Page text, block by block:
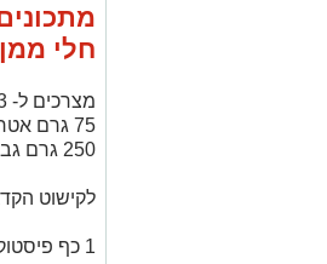
חלי
מצרכים ל- 3 מנות:
75 גרם אטריות קדאיף
250 גרם גבינת ריקוטה
לקישוט
1 כף פיסטוקים קצוצים